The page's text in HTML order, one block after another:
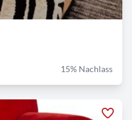
15% Nachlass